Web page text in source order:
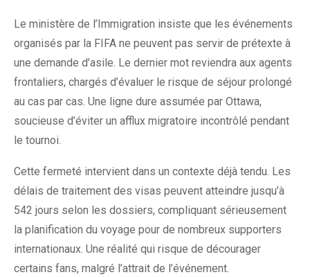
Le ministère de l’Immigration insiste que les événements
organisés par la FIFA ne peuvent pas servir de prétexte à
une demande d’asile. Le dernier mot reviendra aux agents
frontaliers, chargés d’évaluer le risque de séjour prolongé
au cas par cas. Une ligne dure assumée par Ottawa,
soucieuse d’éviter un afflux migratoire incontrôlé pendant
le tournoi.
Cette fermeté intervient dans un contexte déjà tendu. Les
délais de traitement des visas peuvent atteindre jusqu’à
542 jours selon les dossiers, compliquant sérieusement
la planification du voyage pour de nombreux supporters
internationaux. Une réalité qui risque de décourager
certains fans, malgré l’attrait de l’événement.